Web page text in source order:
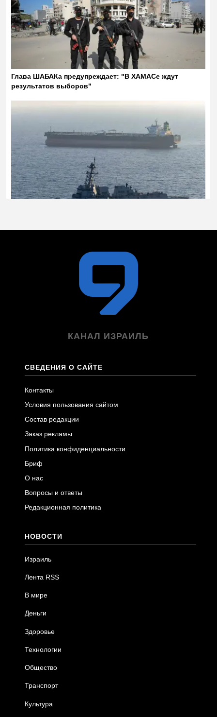
КАНАЛ ИЗРАИЛЬ
СВЕДЕНИЯ О САЙТЕ
Контакты
Условия пользования сайтом
Состав редакции
Заказ рекламы
Политика конфиденциальности
Бриф
О нас
Вопросы и ответы
Редакционная политика
НОВОСТИ
Израиль
Лента RSS
В мире
Деньги
Здоровье
Технологии
Общество
Транспорт
Культура